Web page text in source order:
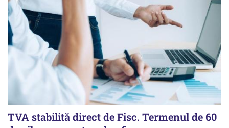
TVA stabilită direct de Fisc. Termenul de 60